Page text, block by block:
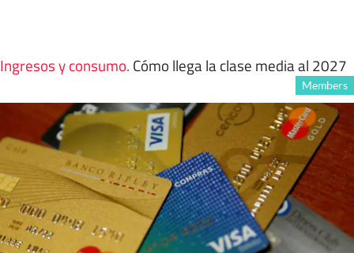
Ingresos y consumo. Cómo llega la clase media al 2027
Members